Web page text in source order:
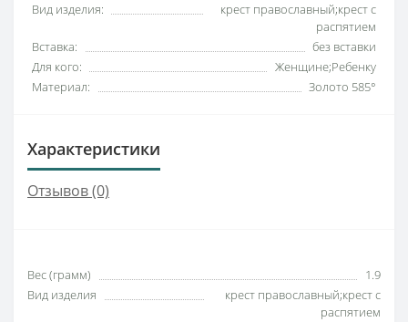
Вид изделия:
крест православный;крест с
распятием
Вставка:
без вставки
Для кого:
Женщине;Ребенку
Материал:
Золото 585°
Характеристики
Отзывов (0)
Вес (грамм)
1.9
Вид изделия
крест православный;крест с
распятием